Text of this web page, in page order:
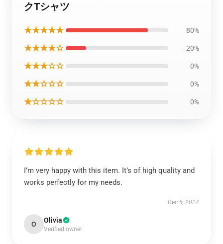
クTシャツ
★★★★★ 80%
★★★★☆ 20%
★★★☆☆ 0%
★★☆☆☆ 0%
★☆☆☆☆ 0%
I’m very happy with this item. It’s of high quality and
works perfectly for my needs.
Dec 6, 2024
O Olivia
Verified owner